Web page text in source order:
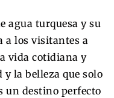
agua turquesa y su
los visitantes a
vida cotidiana y
la belleza que solo
un destino perfecto